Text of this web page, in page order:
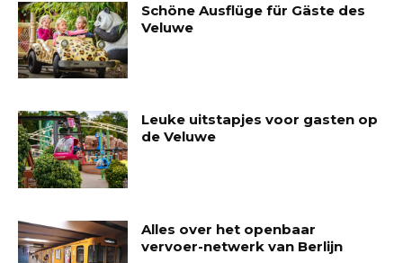
Schöne Ausflüge für Gäste des
Veluwe
Leuke uitstapjes voor gasten op
de Veluwe
Alles over het openbaar
vervoer-netwerk van Berlijn